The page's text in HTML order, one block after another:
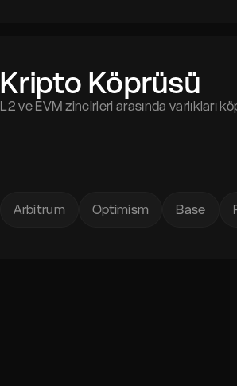
Kripto Köprüsü
L2 ve EVM zincirleri arasında varlıkları
Arbitrum Optimism Base